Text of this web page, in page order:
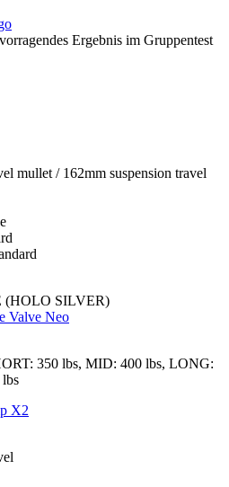
Ergebnis im Gruppentest
mullet / 162mm suspension travel
(HOLO SILVER)
Valve Neo
350 lbs, MID: 400 lbs, LONG:
X2